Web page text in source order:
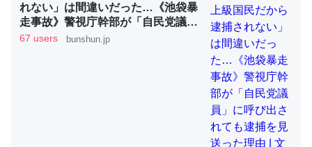
ちょうど同じ理由でEcho Show 8を設定中でした。Prime
とかSpotifyを支払う孝行もできる。一生で親と会える残
り時間を日数にすると1週間とかの人が多いそうだけど、
それを実質100倍以上に伸ばす効果があるはず……
─たまにLINEするくらいだった遠方の父67歳と僕。ITツール導入で
れない」は間違いだった…《池袋暴
走事故》警視庁幹部が「自民党議
員」に呼び出されても逮捕を見送っ
67 users bunshun.jp